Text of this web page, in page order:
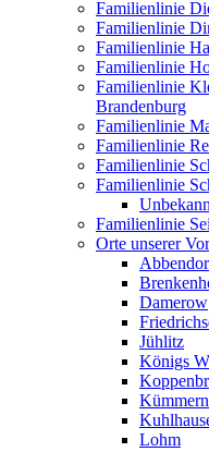
Familienlinie
Familienlinie
Familienlinie
Familienlinie
Familienlinie
Brandenburg
Familienlinie
Familienlinie
Familienlinie
Familienlinie
Familienlinie
Orte unserer
Damerow
Jühlitz
Königs
Lohm